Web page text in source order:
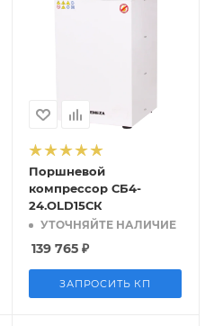
Поршневой
компрессор СБ4-
24.OLD15СК
УТОЧНЯЙТЕ НАЛИЧИЕ
139 765 ₽
ЗАПРОСИТЬ КП